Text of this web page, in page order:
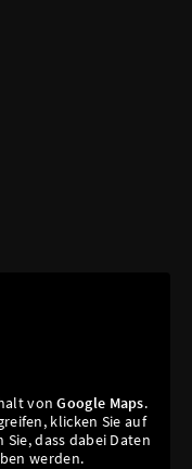
vonGoogle Maps.
klicken Sie auf
dass dabei Daten
werden.